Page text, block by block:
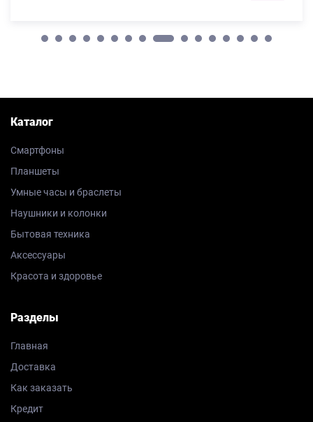
Каталог
Смартфоны
Планшеты
Умные часы и браслеты
Наушники и колонки
Бытовая техника
Аксессуары
Красота и здоровье
Разделы
Главная
Доставка
Как заказать
Кредит